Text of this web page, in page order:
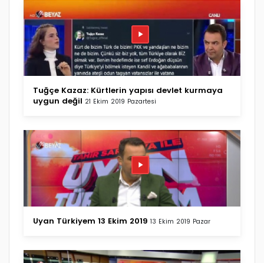
Tuğçe Kazaz: Kürtlerin yapısı devlet kurmaya
uygun değil 21 Ekim 2019 Pazartesi
Uyan Türkiyem 13 Ekim 2019 13 Ekim 2019 Pazar